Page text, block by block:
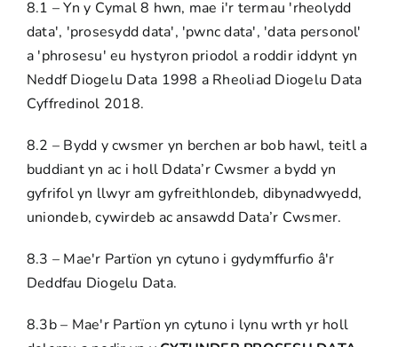
8.1 – Yn y Cymal 8 hwn, mae i'r termau 'rheolydd
data', 'prosesydd data', 'pwnc data', 'data personol'
a 'phrosesu' eu hystyron priodol a roddir iddynt yn
Neddf Diogelu Data 1998 a Rheoliad Diogelu Data
Cyffredinol 2018.
8.2 – Bydd y cwsmer yn berchen ar bob hawl, teitl a
buddiant yn ac i holl Ddata’r Cwsmer a bydd yn
gyfrifol yn llwyr am gyfreithlondeb, dibynadwyedd,
uniondeb, cywirdeb ac ansawdd Data’r Cwsmer.
8.3 – Mae'r Partïon yn cytuno i gydymffurfio â'r
Deddfau Diogelu Data.
8.3b – Mae'r Partïon yn cytuno i lynu wrth yr holl